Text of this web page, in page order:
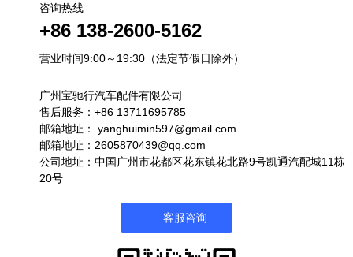
咨询热线
+86 138-2600-5162
营业时间9:00～19:30（法定节假日除外）
广州宝驰行汽车配件有限公司
售后服务：+86 13711695785
邮箱地址： yanghuimin597@gmail.com
邮箱地址：2605870439@qq.com
公司地址：中国广州市花都区花东镇花北路9号凯通汽配城11栋
20号
客服咨询